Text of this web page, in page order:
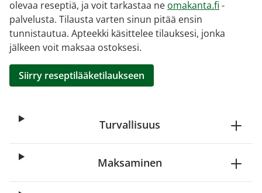
olevaa reseptiä, ja voit tarkastaa ne omakanta.fi -
palvelusta. Tilausta varten sinun pitää ensin
tunnistautua. Apteekki käsittelee tilauksesi, jonka
jälkeen voit maksaa ostoksesi.
Siirry reseptilääketilaukseen
Turvallisuus
Maksaminen